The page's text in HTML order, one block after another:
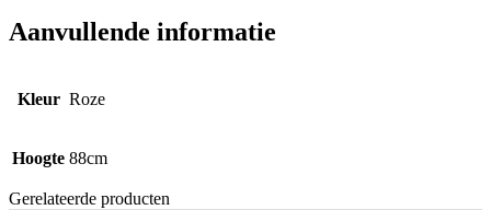
Aanvullende informatie
Kleur Roze
Hoogte 88cm
Gerelateerde producten